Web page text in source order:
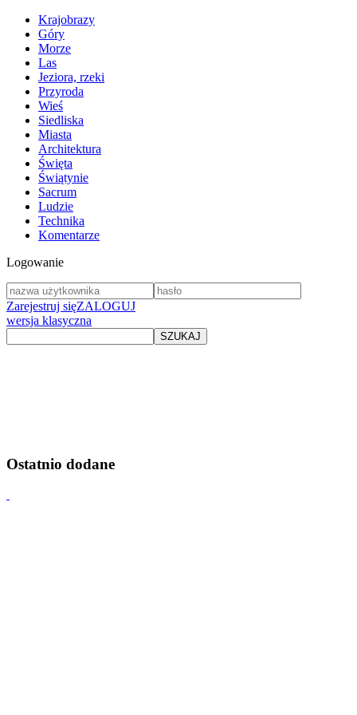
Krajobrazy
Góry
Morze
Las
Jeziora, rzeki
Przyroda
Wieś
Siedliska
Miasta
Architektura
Święta
Świątynie
Sacrum
Ludzie
Technika
Komentarze
Logowanie
Zarejestruj sięZALOGUJ
wersja klasyczna
Ostatnio dodane